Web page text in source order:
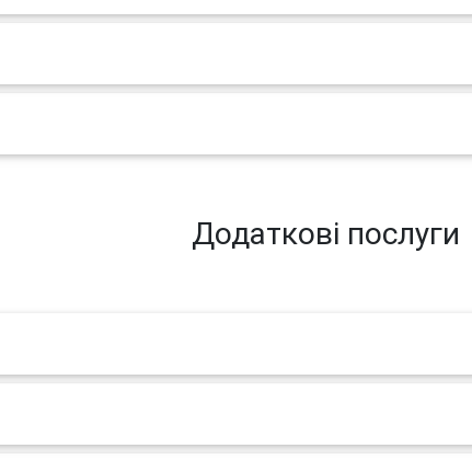
Додаткові послуги